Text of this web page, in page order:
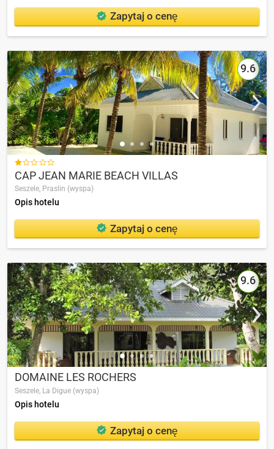
Zapytaj o cenę
9.6

CAP JEAN MARIE BEACH VILLAS
Seszele, Praslin (wyspa)
Opis hotelu
Zapytaj o cenę
9.6
DOMAINE LES ROCHERS
Seszele, La Digue (wyspa)
Opis hotelu
Zapytaj o cenę